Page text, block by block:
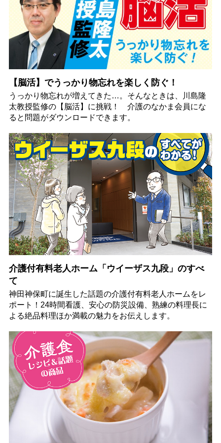
【脳活】でうっかり物忘れを楽しく防ぐ！
うっかり物忘れが増えてきた…。そんなときは、川島隆
太教授監修の【脳活】に挑戦！ 介護のなかま会員にな
ると問題がダウンロードできます。
介護付有料老人ホーム「ウイーザス九段」のすべ
て
神田神保町に誕生した話題の介護付有料老人ホームをレ
ポート！24時間看護、安心の防災設備、熟練の料理長に
よる絶品料理ほか満載の魅力をお伝えします。